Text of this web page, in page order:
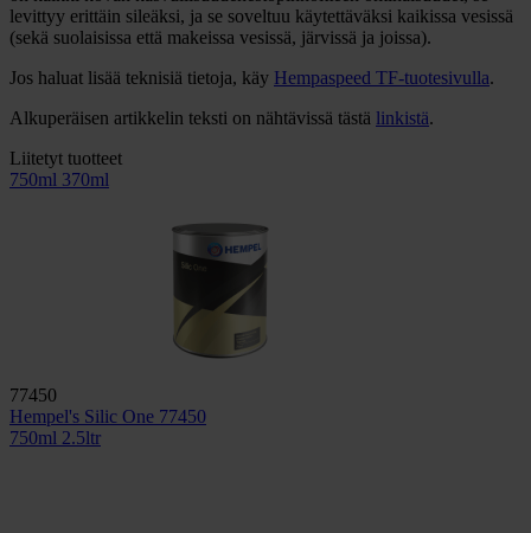
levittyy erittäin sileäksi, ja se soveltuu käytettäväksi kaikissa vesissä
(sekä suolaisissa että makeissa vesissä, järvissä ja joissa).
Jos haluat lisää teknisiä tietoja, käy Hempaspeed TF-tuotesivulla.
Alkuperäisen artikkelin teksti on nähtävissä tästä linkistä.
Liitetyt tuotteet
750ml 370ml
77450
Hempel's Silic One 77450
750ml 2.5ltr